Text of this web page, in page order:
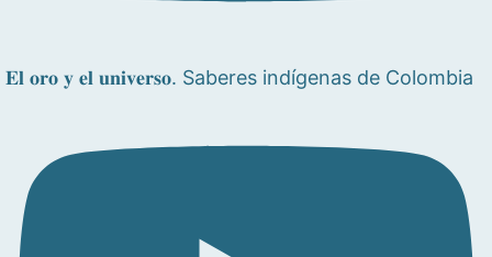
𝐄𝐥 𝐨𝐫𝐨 𝐲 𝐞𝐥 𝐮𝐧𝐢𝐯𝐞𝐫𝐬𝐨. Saberes indígenas de Colombia